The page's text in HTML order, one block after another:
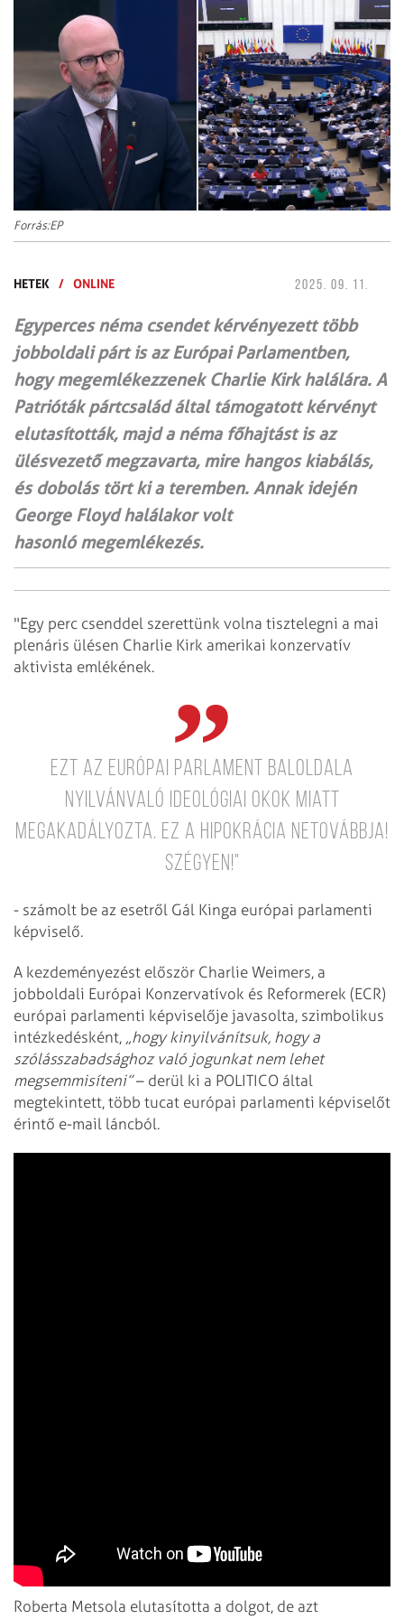
Forrás:EP
HETEK / ONLINE 2025. 09. 11.
Egyperces néma csendet kérvényezett több
jobboldali párt is az Európai Parlamentben,
hogy megemlékezzenek Charlie Kirk halálára. A
Patrióták pártcsalád által támogatott kérvényt
elutasították, majd a néma főhajtást is az
ülésvezető megzavarta, mire hangos kiabálás,
és dobolás tört ki a teremben. Annak idején
George Floyd halálakor volt
hasonló megemlékezés.
"Egy perc csenddel szerettünk volna tisztelegni a mai
plenáris ülésen Charlie Kirk amerikai konzervatív
aktivista emlékének.
Ezt az Európai Parlament baloldala
nyilvánvaló ideológiai okok miatt
megakadályozta. Ez a hipokrácia netovábbja!
Szégyen!"
- számolt be az esetről Gál Kinga európai parlamenti
képviselő.
A kezdeményezést először Charlie Weimers, a
jobboldali Európai Konzervatívok és Reformerek (ECR)
európai parlamenti képviselője javasolta, szimbolikus
intézkedésként, „hogy kinyilvánítsuk, hogy a
szólásszabadsághoz való jogunkat nem lehet
megsemmisíteni”– derül ki a POLITICO által
megtekintett, több tucat európai parlamenti képviselőt
érintő e-mail láncból.
Roberta Metsola elutasította a dolgot, de azt